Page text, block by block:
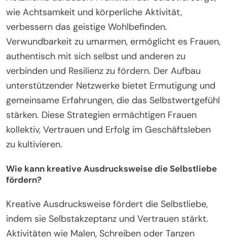
wie Achtsamkeit und körperliche Aktivität,
verbessern das geistige Wohlbefinden.
Verwundbarkeit zu umarmen, ermöglicht es Frauen,
authentisch mit sich selbst und anderen zu
verbinden und Resilienz zu fördern. Der Aufbau
unterstützender Netzwerke bietet Ermutigung und
gemeinsame Erfahrungen, die das Selbstwertgefühl
stärken. Diese Strategien ermächtigen Frauen
kollektiv, Vertrauen und Erfolg im Geschäftsleben
zu kultivieren.
Wie kann kreative Ausdrucksweise die Selbstliebe
fördern?
Kreative Ausdrucksweise fördert die Selbstliebe,
indem sie Selbstakzeptanz und Vertrauen stärkt.
Aktivitäten wie Malen, Schreiben oder Tanzen